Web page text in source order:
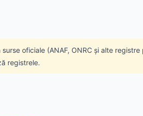
oficiale (ANAF, ONRC și alte
registrele.